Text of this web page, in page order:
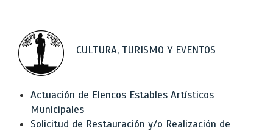
CULTURA, TURISMO Y EVENTOS
Actuación de Elencos Estables Artísticos
Municipales
Solicitud de Restauración y/o Realización de